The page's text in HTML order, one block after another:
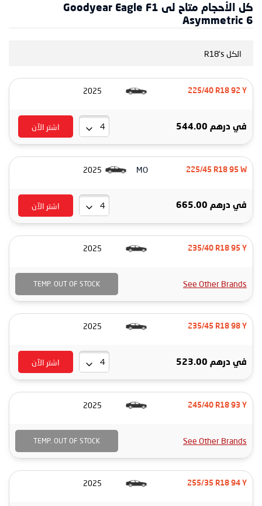
كل الأحجام متاح لى Goodyear Eagle F1
Asymmetric 6
الكل R18's
225/40 R18 92 Y
2025
في درهم 544.00 اشتر الآن
225/45 R18 95 W
MO
2025
في درهم 665.00 اشتر الآن
235/40 R18 95 Y
2025
See Other Brands
TEMP. OUT OF STOCK
235/45 R18 98 Y
2025
في درهم 523.00 اشتر الآن
245/40 R18 93 Y
2025
See Other Brands
TEMP. OUT OF STOCK
255/35 R18 94 Y
2025